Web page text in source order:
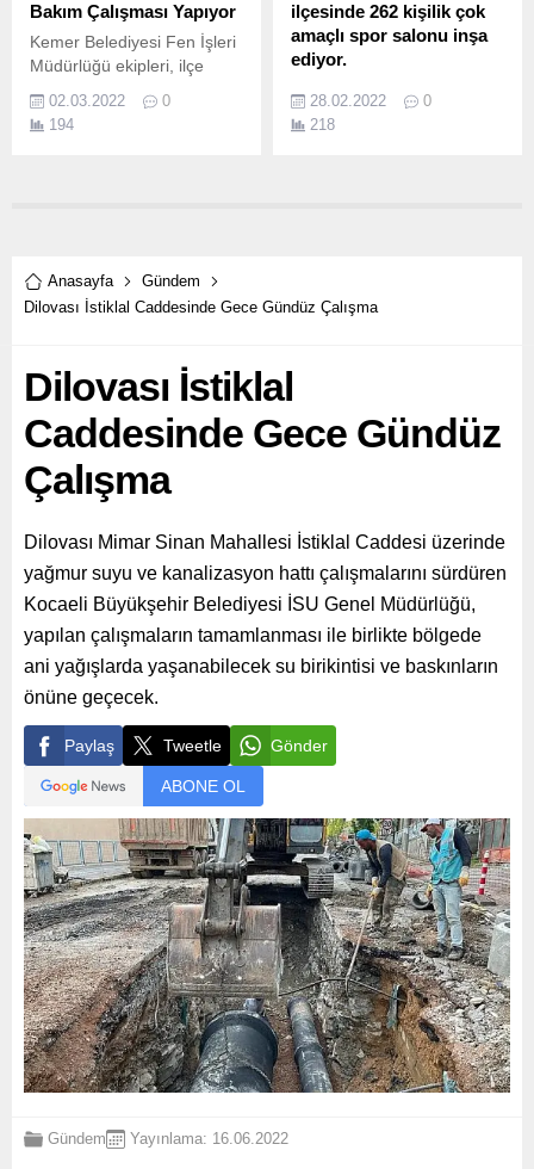
Bakım Çalışması Yapıyor
Kemer Belediyesi Fen İşleri
Müdürlüğü ekipleri, ilçe
tamir ve bakım çalışmalarını
yapıyor.
02.03.2022
0
194
ilçesinde 262 kişilik çok
amaçlı spor salonu inşa
ediyor.
ilçelerde gençlerin kapalı ve
açık alanlarda spor
28.02.2022
0
218
Anasayfa
Gündem
Dilovası İstiklal Caddesinde Gece Gündüz Çalışma
Dilovası İstiklal
Caddesinde Gece Gündüz
Çalışma
Dilovası Mimar Sinan Mahallesi İstiklal Caddesi üzerinde
yağmur suyu ve kanalizasyon hattı çalışmalarını sürdüren
Kocaeli Büyükşehir Belediyesi İSU Genel Müdürlüğü,
yapılan çalışmaların tamamlanması ile birlikte bölgede
ani yağışlarda yaşanabilecek su birikintisi ve baskınların
önüne geçecek.
Paylaş Tweetle Gönder
ABONE OL
Gündem Yayınlama: 16.06.2022